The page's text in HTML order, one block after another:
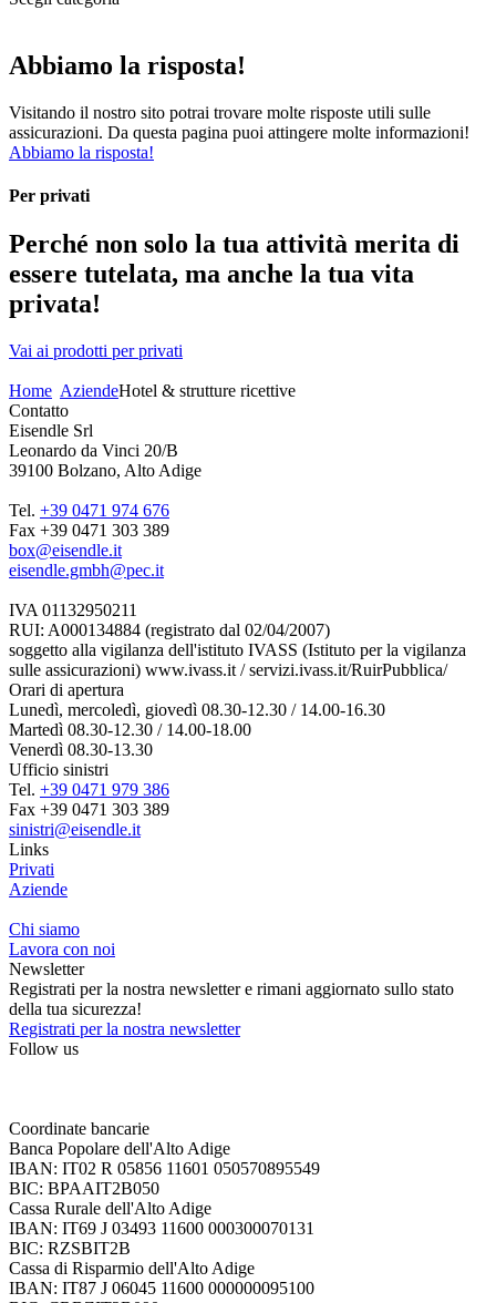
Abbiamo la risposta!
Visitando il nostro sito potrai trovare molte risposte utili sulle
assicurazioni. Da questa pagina puoi attingere molte informazioni!
Abbiamo la risposta!
Per privati
Perché non solo la tua attività merita di
essere tutelata, ma anche la tua vita
privata!
Vai ai prodotti per privati
Home AziendeHotel & strutture ricettive
Contatto
Eisendle Srl
Leonardo da Vinci 20/B
39100 Bolzano, Alto Adige
Tel. +39 0471 974 676
Fax +39 0471 303 389
box@eisendle.it
eisendle.gmbh@pec.it
IVA 01132950211
RUI: A000134884 (registrato dal 02/04/2007)
soggetto alla vigilanza dell'istituto IVASS (Istituto per la vigilanza
sulle assicurazioni) www.ivass.it / servizi.ivass.it/RuirPubblica/
Orari di apertura
Lunedì, mercoledì, giovedì 08.30-12.30 / 14.00-16.30
Martedì 08.30-12.30 / 14.00-18.00
Venerdì 08.30-13.30
Ufficio sinistri
Tel. +39 0471 979 386
Fax +39 0471 303 389
sinistri@eisendle.it
Links
Privati
Aziende
Chi siamo
Lavora con noi
Newsletter
Registrati per la nostra newsletter e rimani aggiornato sullo stato
della tua sicurezza!
Registrati per la nostra newsletter
Follow us
Coordinate bancarie
Banca Popolare dell'Alto Adige
IBAN: IT02 R 05856 11601 050570895549
BIC: BPAAIT2B050
Cassa Rurale dell'Alto Adige
IBAN: IT69 J 03493 11600 000300070131
BIC: RZSBIT2B
Cassa di Risparmio dell'Alto Adige
IBAN: IT87 J 06045 11600 000000095100